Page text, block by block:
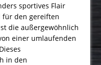
sportives Flair
für den gereiften
die außergewöhnlich
einer umlaufenden
in den